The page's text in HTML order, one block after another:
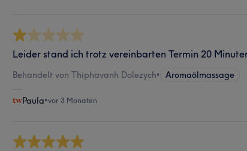
Leider stand ich trotz vereinbarten Termin 20
Behandelt von Thiphavanh Dolezych• Aromaölmassage
Paula•vor 3 Monaten